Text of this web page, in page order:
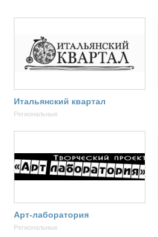
Итальянский квартал
Региональные
Арт-лаборатория
Региональные